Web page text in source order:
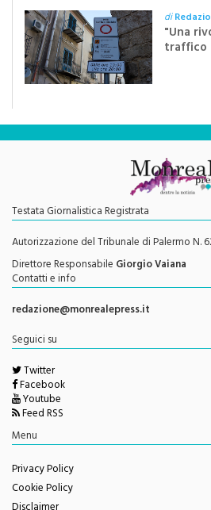
"Una
traffico
una
Testata Giornalistica Registrata
Autorizzazione del Tribunale di Palermo N.
Direttore ResponsabileGiorgio Vaiana
Contatti e info
redazione@monrealepress.it
Twitter
Facebook
Youtube
Feed RSS
Menu
Privacy Policy
Cookie Policy
Disclaimer